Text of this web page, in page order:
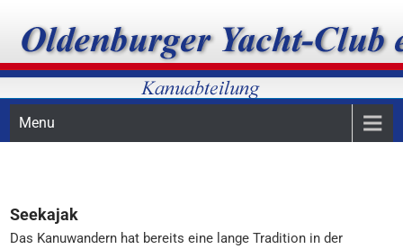
content
OYC-Kanuabteilung
Menu
Seekajak
Das Kanuwandern hat bereits eine lange Tradition in der